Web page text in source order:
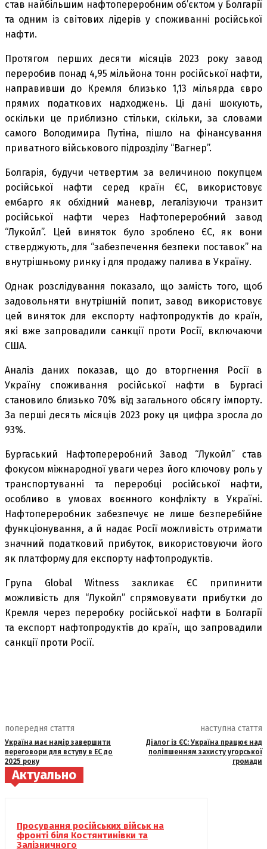
став найбільшим нафтопереробним об’єктом у Болгарії
та одним із світових лідерів у споживанні російської
нафти.
Протягом перших десяти місяців 2023 року завод
переробив понад 4,95 мільйона тонн російської нафти,
направивши до Кремля близько 1,13 мільярда євро
прямих податкових надходжень. Ці дані шокують,
оскільки це приблизно стільки, скільки, за словами
самого Володимира Путіна, пішло на фінансування
приватного військового підрозділу “Вагнер”.
Болгарія, будучи четвертим за величиною покупцем
російської нафти серед країн ЄС, використовує
ембарго як обхідний маневр, легалізуючи транзит
російської нафти через Нафтопереробний завод
“Лукойл”. Цей виняток було зроблено ЄС, як вони
стверджують, для “забезпечення безпеки поставок” на
внутрішньому ринку і для продажу палива в Україну.
Однак розслідування показало, що замість того, щоб
задовольняти внутрішній попит, завод використовує
цей виняток для експорту нафтопродуктів до країн,
які вже запровадили санкції проти Росії, включаючи
США.
Аналіз даних показав, що до вторгнення Росії в
Україну споживання російської нафти в Бургасі
становило близько 70% від загального обсягу імпорту.
За перші десять місяців 2023 року ця цифра зросла до
93%.
Бургаський Нафтопереробний Завод “Лукойл” став
фокусом міжнародної уваги через його ключову роль у
транспортуванні та переробці російської нафти,
особливо в умовах воєнного конфлікту в Україні.
Нафтопереробник забезпечує не лише безперебійне
функціонування, а й надає Росії можливість отримати
значний податковий прибуток, використовуючи його
як платформу для експорту нафтопродуктів.
Група Global Witness закликає ЄС припинити
можливість для “Лукойл” спрямовувати прибутки до
Кремля через переробку російської нафти в Болгарії
та експорт нафтопродуктів до країн, що запровадили
санкції проти Росії.
попередня стаття
Україна має намір завершити
переговори для вступу в ЕС до
2025 року
наступна стаття
Діалог із ЄС: Україна працює над
поліпшенням захисту угорської
громади
Актуально
Просування російських військ на
фронті біля Костянтинівки та
Залізничного